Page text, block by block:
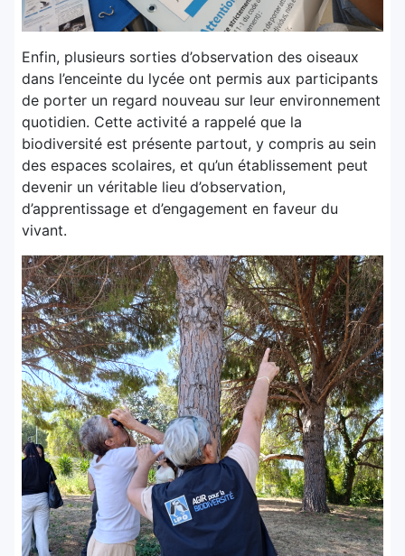
Enfin, plusieurs sorties d’observation des oiseaux
dans l’enceinte du lycée ont permis aux participants
de porter un regard nouveau sur leur environnement
quotidien. Cette activité a rappelé que la
biodiversité est présente partout, y compris au sein
des espaces scolaires, et qu’un établissement peut
devenir un véritable lieu d’observation,
d’apprentissage et d’engagement en faveur du
vivant.